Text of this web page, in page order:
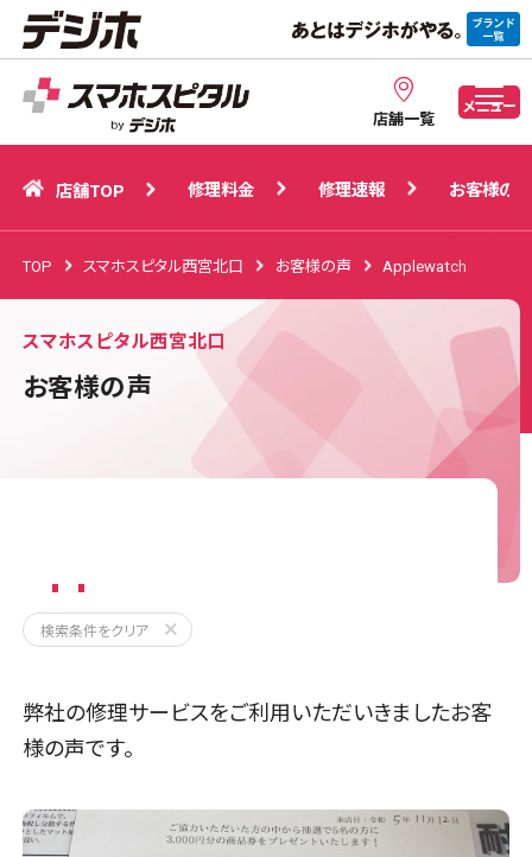
店舗一覧
メニュー
店舗TOP 修理速報 お客様の声
店舗TOP 修理料金 修理速報 お客様の声
TOP スマホスピタル西宮北口 お客様の声 Applewatch
スマホスピタル西宮北口
お客様の声
検索条件をクリア
弊社の修理サービスをご利用いただいきましたお客
様の声です。